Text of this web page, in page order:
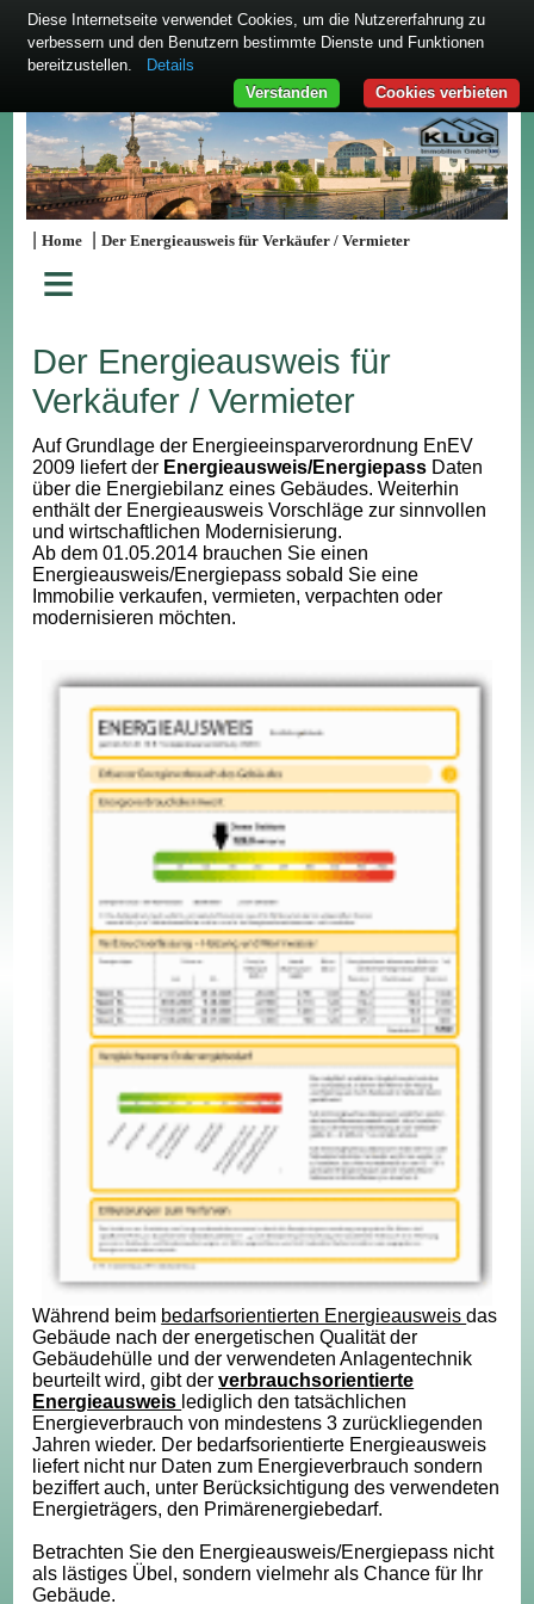
|Home |Der Energieausweis für Verkäufer / Vermieter
≡
Der Energieausweis für
Verkäufer / Vermieter
Auf Grundlage der Energieeinsparverordnung EnEV
2009 liefert der Energieausweis/Energiepass Daten
über die Energiebilanz eines Gebäudes. Weiterhin
enthält der Energieausweis Vorschläge zur sinnvollen
und wirtschaftlichen Modernisierung.
Ab dem 01.05.2014 brauchen Sie einen
Energieausweis/Energiepass sobald Sie eine
Immobilie verkaufen, vermieten, verpachten oder
modernisieren möchten.
Während beim bedarfsorientierten Energieausweisdas
Gebäude nach der energetischen Qualität der
Gebäudehülle und der verwendeten Anlagentechnik
beurteilt wird, gibt derverbrauchsorientierte
Energieausweis lediglich den tatsächlichen
Energieverbrauch von mindestens 3 zurückliegenden
Jahren wieder. Der bedarfsorientierte Energieausweis
liefert nicht nur Daten zum Energieverbrauch sondern
beziffert auch, unter Berücksichtigung des verwendeten
Energieträgers, den Primärenergiebedarf.
Betrachten Sie den Energieausweis/Energiepass nicht
als lästiges Übel, sondern vielmehr als Chance für Ihr
Gebäude.
Diese Internetseite verwendet Cookies, um die Nutzererfahrung zu
verbessern und den Benutzern bestimmte Dienste und Funktionen
bereitzustellen.
Details
Cookies verbieten
Verstanden